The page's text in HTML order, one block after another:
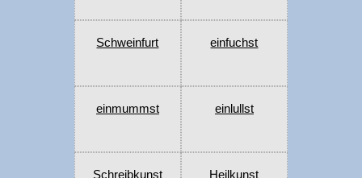
Schweinfurt einfuchst
einmummst einlullst
Schreibkunst Heilkunst